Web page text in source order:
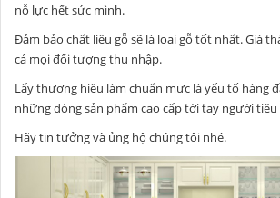
nỗ lực hết sức mình.
Đảm bảo chất liệu gỗ sẽ là loại gỗ tốt nhất. Giá
cả mọi đối tượng thu nhập.
Lấy thương hiệu làm chuẩn mực là yếu tố hàng
những dòng sản phẩm cao cấp tới tay người
Hãy tin tưởng và ủng hộ chúng tôi nhé.